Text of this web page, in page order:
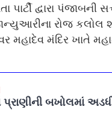
દ્વારા પંજાબની
રોજ કલોલ
મહાદેવ મંદિર ખાતે
પ્રાણીની બખોલમાં